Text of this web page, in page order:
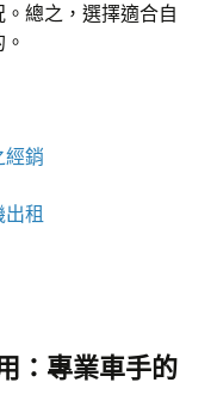
總之，選擇適合自
經銷
出租
：專業車手的